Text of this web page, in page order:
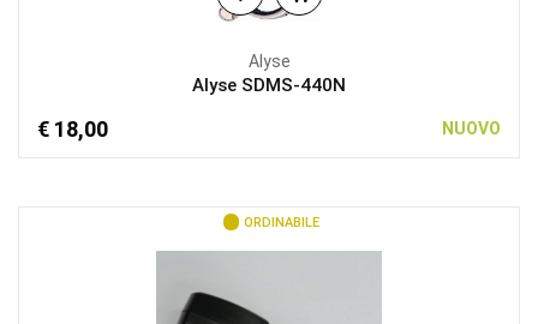
Alyse
Alyse SDMS-440N
€ 18,00 NUOVO
ORDINABILE